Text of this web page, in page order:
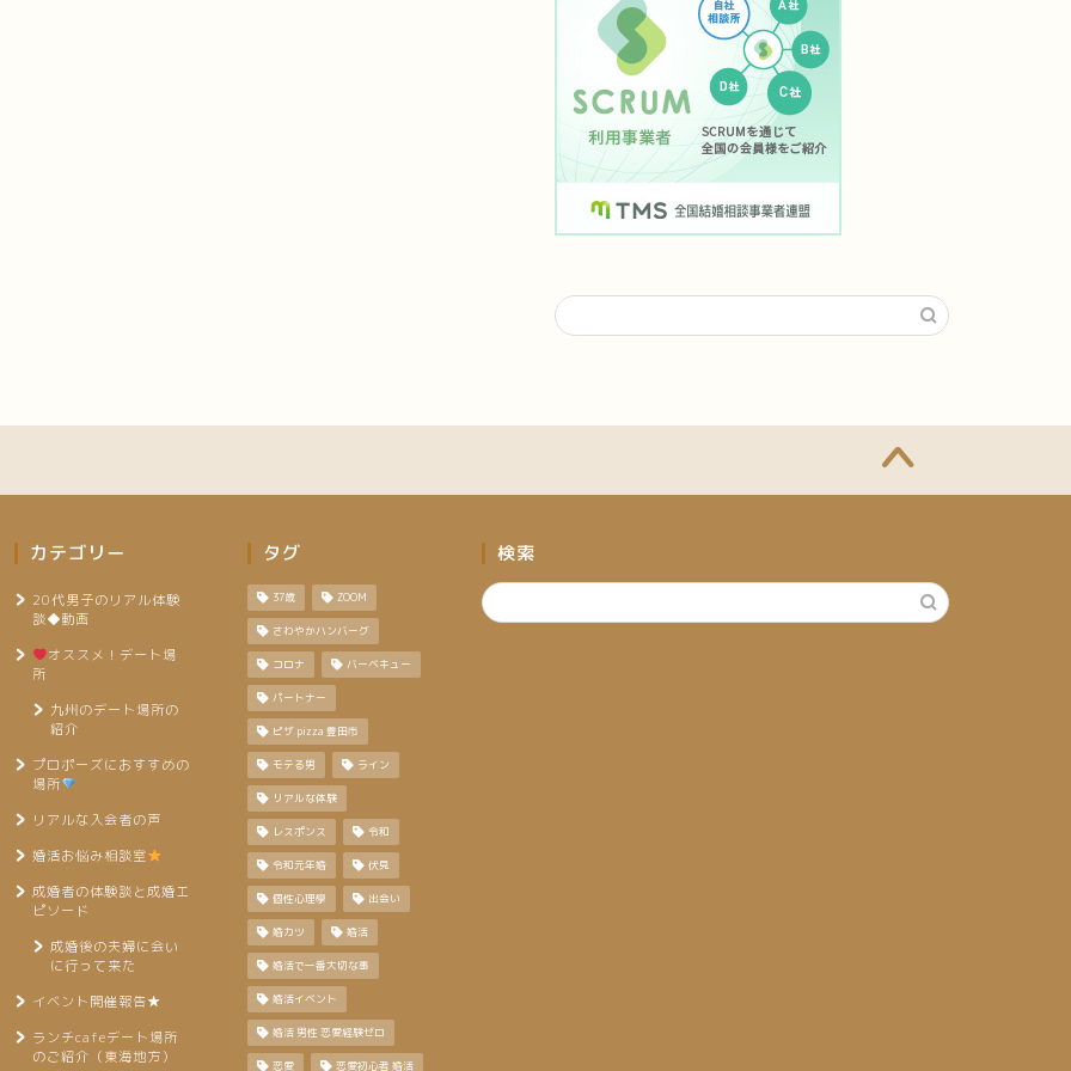
カテゴリー
20代男子のリアル体験
談◆動画
オススメ！デート場
所
九州のデート場所の
紹介
プロポーズにおすすめの
場所
リアルな入会者の声
婚活お悩み相談室
成婚者の体験談と成婚エ
ピソード
成婚後の夫婦に会い
に行って来た
イベント開催報告★
ランチcafeデート場所
のご紹介（東海地方）
タグ
37歳 ZOOM
さわやかハンバーグ
コロナ バーベキュー
パートナー
ピザ pizza 豊田市
モテる男 ライン
リアルな体験
レスポンス 令和
令和元年婚 伏見
個性心理學 出会い
婚カツ 婚活
婚活で一番大切な事
婚活イベント
婚活 男性 恋愛経験ゼロ
恋愛 恋愛初心者 婚活
検索